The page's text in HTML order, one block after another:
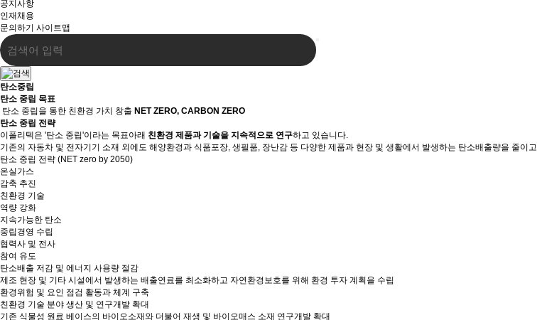
공지사항
인재채용
문의하기 사이트맵
탄소중립
탄소 중립 목표
탄소 중립을 통한 친환경 가치 창출 NET ZERO, CARBON ZERO
탄소 중립 전략
이폴리텍은 '탄소 중립'이라는 목표아래 친환경 제품과 기술을 지속적으로 연구하고 있습니다.
기존의 자동차 및 전자기기 소재 외에도 해양환경과 식품포장, 생필품, 장난감 등 다양한 제품과 현장 및 생활에서 발생하는 탄소배출량을 줄이고
탄소 중립 전략 (NET zero by 2050)
온실가스
감축 추진
친환경 기술
역량 강화
지속가능한 탄소
중립경영 수립
협력사 및 전사
참여 유도
탄소배출 저감 및 에너지 사용량 절감
제조 현장 및 기타 시설에서 발생하는 배출연료를 최소화하고 자연환경보호를 위해 환경 투자 계획을 수립
환경위험 및 요인 점검 활동과 체계 구축
친환경 기술 분야 생산 및 연구개발 확대
기존 식물성 원료 베이스의 바이오소재와 더불어 재생 및 바이오매스 소재 연구개발 확대